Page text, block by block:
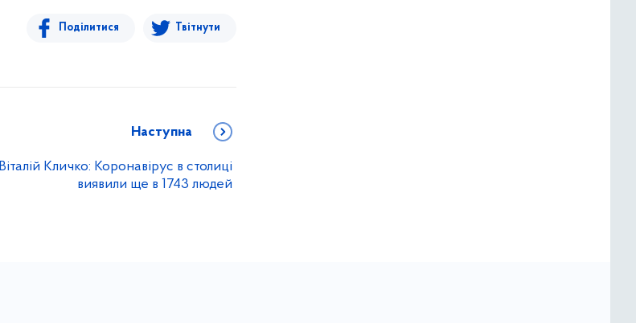
Поділитися Твітнути
Наступна
Віталій Кличко: Коронавірус в столиці
виявили ще в 1743 людей